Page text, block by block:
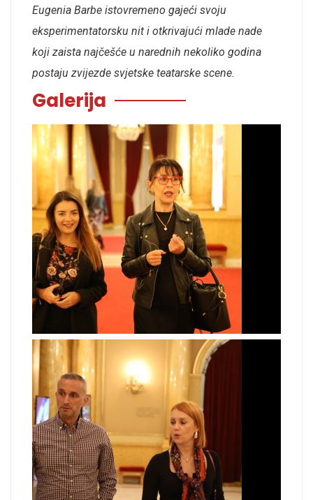
Eugenia Barbe istovremeno gajeći svoju
eksperimentatorsku nit i otkrivajući mlade nade
koji zaista najčešće u narednih nekoliko godina
postaju zvijezde svjetske teatarske scene.
Galerija